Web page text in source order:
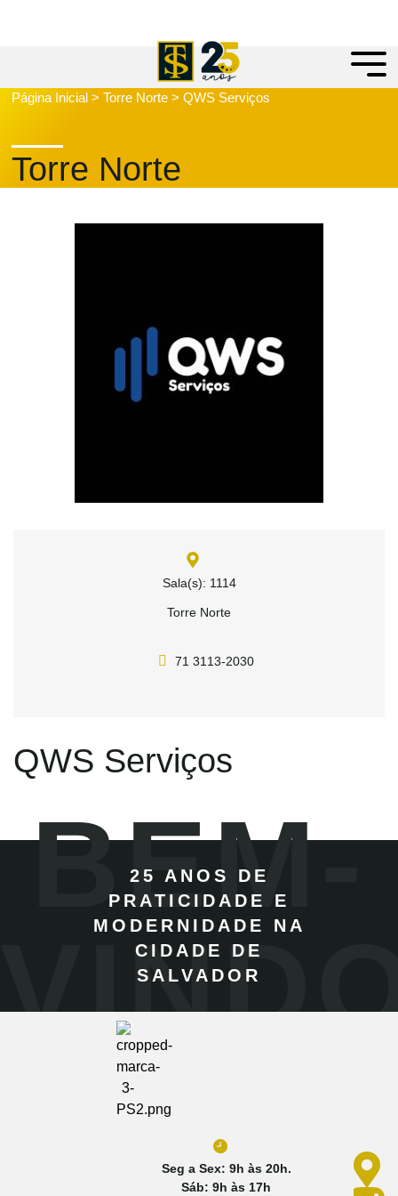
Página Inicial > Torre Norte > QWS Serviços
Torre Norte
Sala(s): 1114
Torre Norte
71 3113-2030
QWS Serviços
BEM-
25 ANOS DE
PRATICIDADE E
MODERNIDADE NA
CIDADE DE
SALVADOR
Seg a Sex: 9h às 20h.
Sáb: 9h às 17h